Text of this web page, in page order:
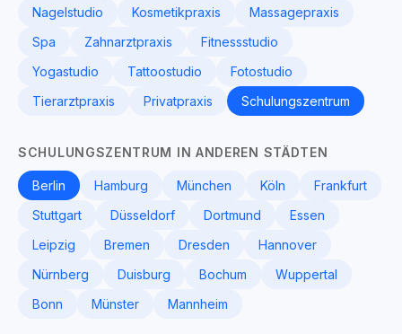
Nagelstudio
Kosmetikpraxis
Massagepraxis
Spa
Zahnarztpraxis
Fitnessstudio
Yogastudio
Tattoostudio
Fotostudio
Tierarztpraxis
Privatpraxis Schulungszentrum
SCHULUNGSZENTRUM IN ANDEREN STÄDTEN
Berlin Hamburg München Köln
Frankfurt
Stuttgart
Düsseldorf Dortmund
Essen
Leipzig
Bremen Dresden
Hannover
Nürnberg
Duisburg Bochum
Wuppertal
Bonn
Münster Mannheim